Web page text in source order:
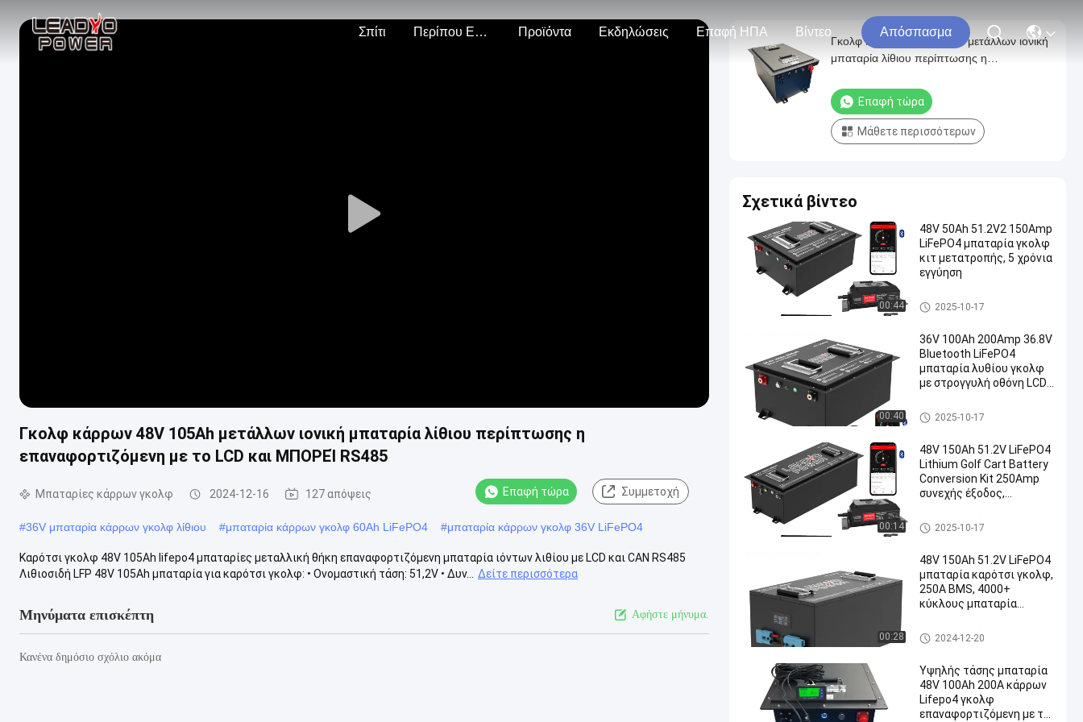
Σπίτι Περίπου Εμείς Προϊόντα Εκδηλώσεις Επαφή ΗΠΑ Βίντεο Απόσπασμα
Play
Γκολφ κάρρων 48V 105Ah μετάλλων ιονική μπαταρία λίθιου περίπτωσης η
επαναφορτιζόμενη με το LCD και ΜΠΟΡΕΊ RS485
Μπαταρίες κάρρων γκολφ 2024-12-16 127 απόψεις Επαφή τώρα Συμμετοχή
#36V μπαταρία κάρρων γκολφ λίθιου #μπαταρία κάρρων γκολφ 60Ah LiFePO4 #μπαταρία κάρρων γκολφ 36V LiFePO4
Καρότσι γκολφ 48V 105Ah lifepo4 μπαταρίες μεταλλική θήκη επαναφορτιζόμενη μπαταρία ιόντων λιθίου με LCD και CAN RS485
Λιθιοσιδή LFP 48V 105Ah μπαταρία για καρότσι γκολφ: • Ονομαστική τάση: 51,2V • Δυν...
Δείτε περισσότερα
Μηνύματα επισκέπτη Αφήστε μήνυμα.
Κανένα δημόσιο σχόλιο ακόμα
Γκολφ κάρρων 48V 105Ah μετάλλων ιονική
μπαταρία λίθιου περίπτωσης η
RS485
Επαφή τώρα
Μάθετε περισσότερων
Σχετικά βίντεο
00:44
48V 50Ah 51.2V2 150Amp
LiFePO4 μπαταρία γκολφ
κιτ μετατροπής, 5 χρόνια
εγγύηση
Μπαταρίες κάρρων γκολφ
2025-10-17
00:40
36V 100Ah 200Amp 36.8V
Bluetooth LiFePO4
μπαταρία λυθίου γκολφ
με στρογγυλή οθόνη LCD,
Μπαταρίες κάρρων γκολφ
2025-10-17
00:14
48V 150Ah 51.2V LiFePO4
Lithium Golf Cart Battery
Conversion Kit 250Amp
συνεχής έξοδος,
Μπαταρίες κάρρων γκολφ
2025-10-17
00:28
48V 150Ah 51.2V LiFePO4
μπαταρία καρότσι γκολφ,
250A BMS, 4000+
κύκλους μπαταρία
Μπαταρίες κάρρων γκολφ
2024-12-20
Υψηλής τάσης μπαταρία
48V 100Ah 200A κάρρων
Lifepo4 γκολφ
επαναφορτιζόμενη με το